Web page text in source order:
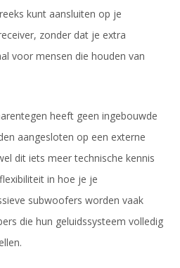
kunt aansluiten op je
zonder dat je extra
voor mensen die houden van
heeft geen ingebouwde
aangesloten op een externe
dit iets meer technische kennis
in hoe je je
subwoofers worden vaak
die hun geluidssysteem volledig